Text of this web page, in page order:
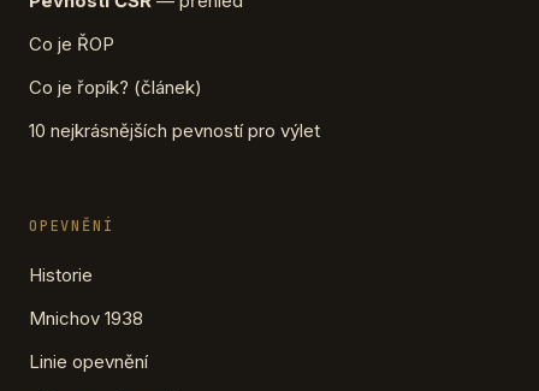
Co je ŘOP
Co je řopík? (článek)
10 nejkrásnějších pevností pro výlet
OPEVNĚNÍ
Historie
Mnichov 1938
Linie opevnění